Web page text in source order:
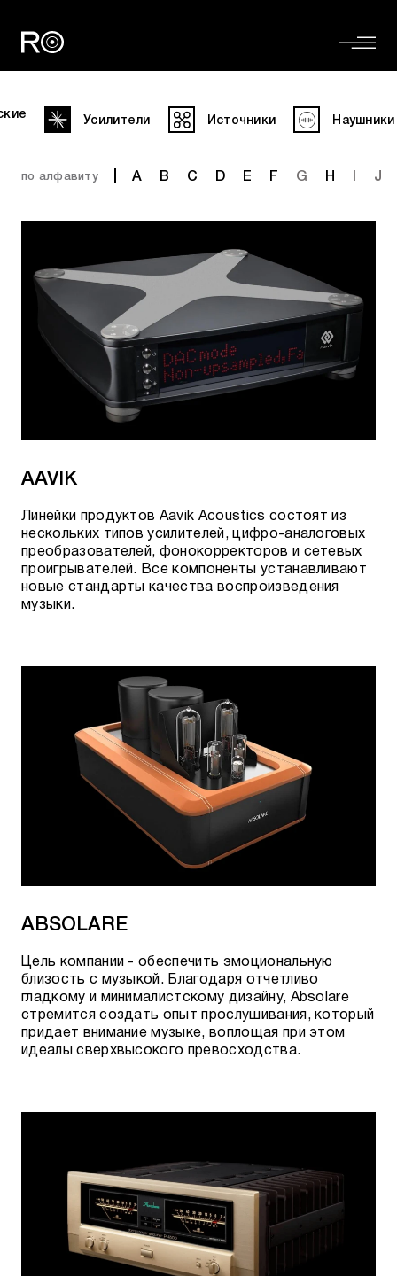
Усилители Источники Наушники
по алфавиту A B C D E F G H J
AAVIK
Линейки продуктов Aavik Acoustics состоят из
нескольких типов усилителей, цифро-аналоговых
преобразователей, фонокорректоров и сетевых
проигрывателей. Все компоненты устанавливают
новые стандарты качества воспроизведения
музыки.
ABSOLARE
Цель компании - обеспечить эмоциональную
близость с музыкой. Благодаря отчетливо
гладкому и минималистскому дизайну, Absolare
стремится создать опыт прослушивания, который
придает внимание музыке, воплощая при этом
идеалы сверхвысокого превосходства.